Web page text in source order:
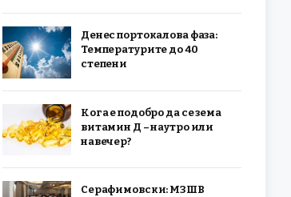
Денес портокалова фаза:
Температурите до 40
степени
Кога е подобро да се зема
витамин Д – наутро или
навечер?
Серафимовски: МЗШВ